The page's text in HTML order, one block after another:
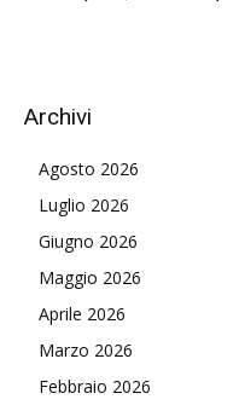
Archivi
Agosto 2026
Luglio 2026
Giugno 2026
Maggio 2026
Aprile 2026
Marzo 2026
Febbraio 2026